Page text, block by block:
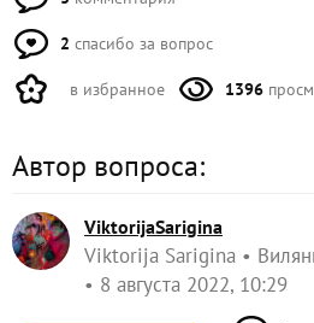
2 спасибо за вопрос
в избранное 1396
Автор вопроса:
ViktorijaSarigina
Viktorija Sarigina
8 августа 2022, 10:29